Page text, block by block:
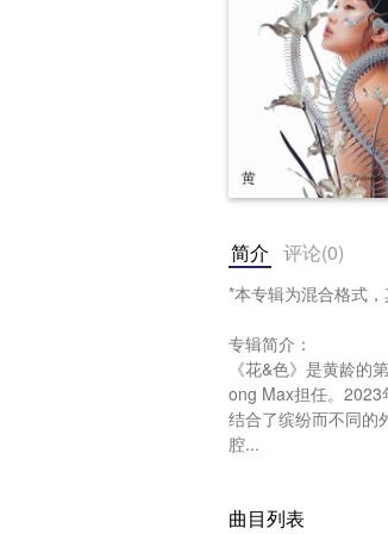
简介 评论(0)
*本专辑为混合格式
专辑简介：
《花&色》是黄龄的
ong Max担任。2023
结合了缤纷而不同的
腔...
曲目列表